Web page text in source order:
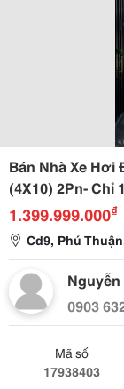
Bán Nhà Xe Hơi
(4X10) 2Pn- Chỉ
1.399.999.000₫
Cd9, Phú
0903
Mã số
17938403